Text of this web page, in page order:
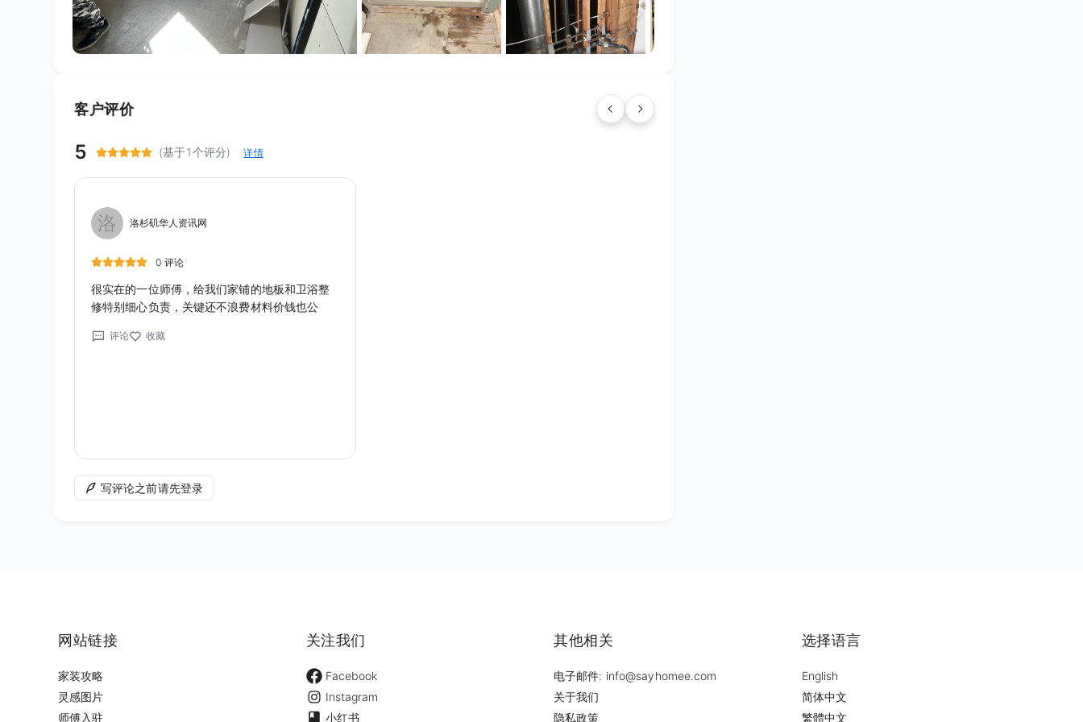
客户评价
5 (基于1个评分) 详情
洛 洛杉矶华人资讯网
0 评论
很实在的一位师傅，给我们家铺的地板和卫浴整
修特别细心负责，关键还不浪费材料价钱也公
评论 收藏
写评论之前请先登录
网站链接
家装攻略
灵感图片
师傅入驻
关注我们
Facebook
Instagram
小红书
其他相关
电子邮件: info@sayhomee.com
关于我们
隐私政策
选择语言
English
简体中文
繁體中文